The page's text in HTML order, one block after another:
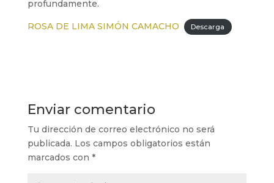
profundamente.
ROSA DE LIMA SIMÓN CAMACHO Descarga
Enviar comentario
Tu dirección de correo electrónico no será
publicada. Los campos obligatorios están
marcados con *